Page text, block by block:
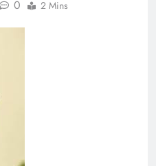
0 2 Mins